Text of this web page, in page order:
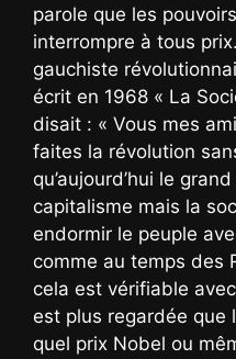
parole que les
interrompre à tous
gauchiste
écrit en 1968 « La
disait : « Vous mes
faites la révolution
qu’aujourd’hui le
capitalisme mais la
endormir le peuple
comme au temps des
cela est vérifiable
est plus regardée que
quel prix Nobel ou